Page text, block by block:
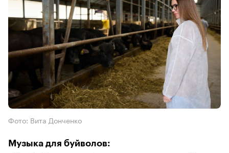
Фото: Вита Донченко
Музыка для буйволов: